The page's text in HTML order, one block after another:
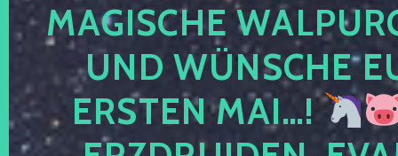
MAGISCHE
UND WÜNSCHE
ERSTEN MAI…!